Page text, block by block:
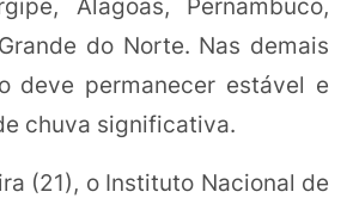
do Norte. Nas demais
deve permanecer estável e
chuva significativa.
(21), o Instituto Nacional de